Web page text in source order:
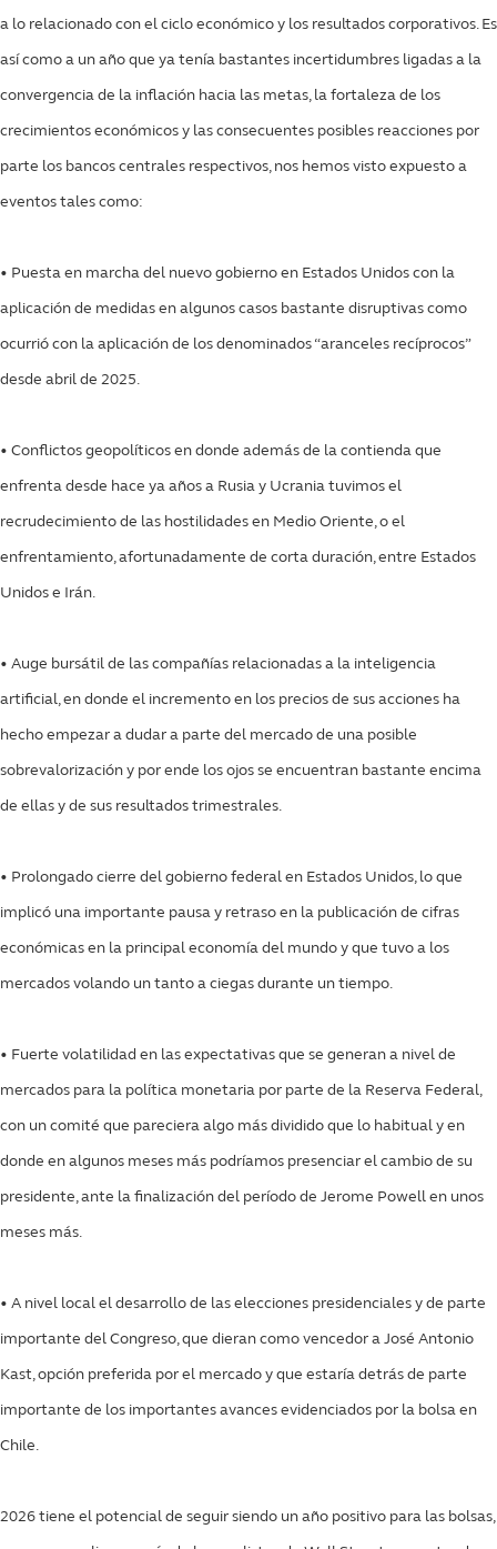
a lo relacionado con el ciclo económico y los resultados corporativos. Es
así como a un año que ya tenía bastantes incertidumbres ligadas a la
convergencia de la inflación hacia las metas, la fortaleza de los
crecimientos económicos y las consecuentes posibles reacciones por
parte los bancos centrales respectivos, nos hemos visto expuesto a
eventos tales como:
• Puesta en marcha del nuevo gobierno en Estados Unidos con la
aplicación de medidas en algunos casos bastante disruptivas como
ocurrió con la aplicación de los denominados “aranceles recíprocos”
desde abril de 2025.
• Conflictos geopolíticos en donde además de la contienda que
enfrenta desde hace ya años a Rusia y Ucrania tuvimos el
recrudecimiento de las hostilidades en Medio Oriente, o el
enfrentamiento, afortunadamente de corta duración, entre Estados
Unidos e Irán.
• Auge bursátil de las compañías relacionadas a la inteligencia
artificial, en donde el incremento en los precios de sus acciones ha
hecho empezar a dudar a parte del mercado de una posible
sobrevalorización y por ende los ojos se encuentran bastante encima
de ellas y de sus resultados trimestrales.
• Prolongado cierre del gobierno federal en Estados Unidos, lo que
implicó una importante pausa y retraso en la publicación de cifras
económicas en la principal economía del mundo y que tuvo a los
mercados volando un tanto a ciegas durante un tiempo.
• Fuerte volatilidad en las expectativas que se generan a nivel de
mercados para la política monetaria por parte de la Reserva Federal,
con un comité que pareciera algo más dividido que lo habitual y en
donde en algunos meses más podríamos presenciar el cambio de su
presidente, ante la finalización del período de Jerome Powell en unos
meses más.
• A nivel local el desarrollo de las elecciones presidenciales y de parte
importante del Congreso, que dieran como vencedor a José Antonio
Kast, opción preferida por el mercado y que estaría detrás de parte
importante de los importantes avances evidenciados por la bolsa en
Chile.
2026 tiene el potencial de seguir siendo un año positivo para las bolsas,